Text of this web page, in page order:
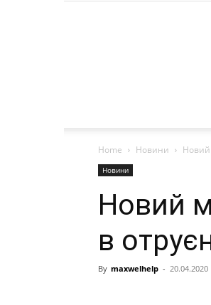
Home Новини Новий
Новини
Новий
в
By maxwelhelp - 20.04.2020